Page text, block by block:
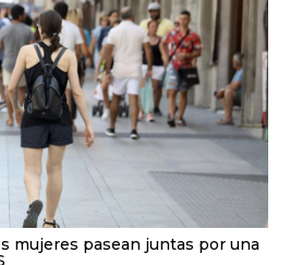
mujeres pasean juntas por una